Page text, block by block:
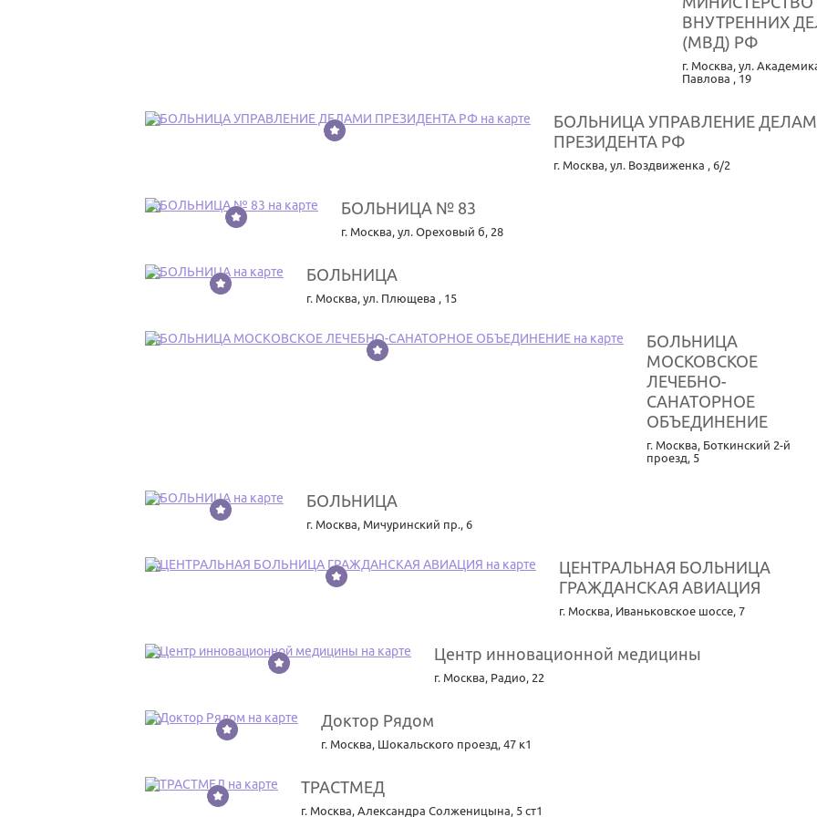
ВНУТРЕННИХ
(МВД) РФ
г. Москва, ул.
Павлова , 19
23
БОЛЬНИЦА УПРАВЛЕНИЕ
ПРЕЗИДЕНТА РФ
г. Москва, ул. Воздвиженка , 6/2
24 БОЛЬНИЦА № 83
г. Москва, ул. Ореховый б, 28
25 БОЛЬНИЦА
г. Москва, ул. Плющева , 15
26
БОЛЬНИЦА
МОСКОВСКОЕ
ЛЕЧЕБНО-
САНАТОРНОЕ
ОБЪЕДИНЕНИЕ
г. Москва, Боткинский 2-й
проезд, 5
27 БОЛЬНИЦА
г. Москва, Мичуринский пр., 6
28
ЦЕНТРАЛЬНАЯ БОЛЬНИЦА
ГРАЖДАНСКАЯ АВИАЦИЯ
г. Москва, Иваньковское шоссе, 7
29 Центр инновационной медицины
г. Москва, Радио, 22
30 Доктор Рядом
г. Москва, Шокальского проезд, 47 к1
31 ТРАСТМЕД
г. Москва, Александра Солженицына, 5 ст1